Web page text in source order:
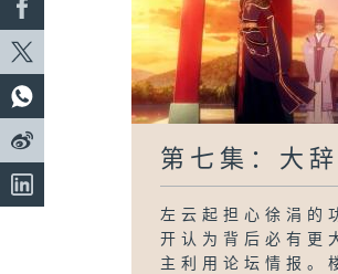
第七集：大
左云起担心徐涓的
开认为背后必有更
主利用论坛情报。